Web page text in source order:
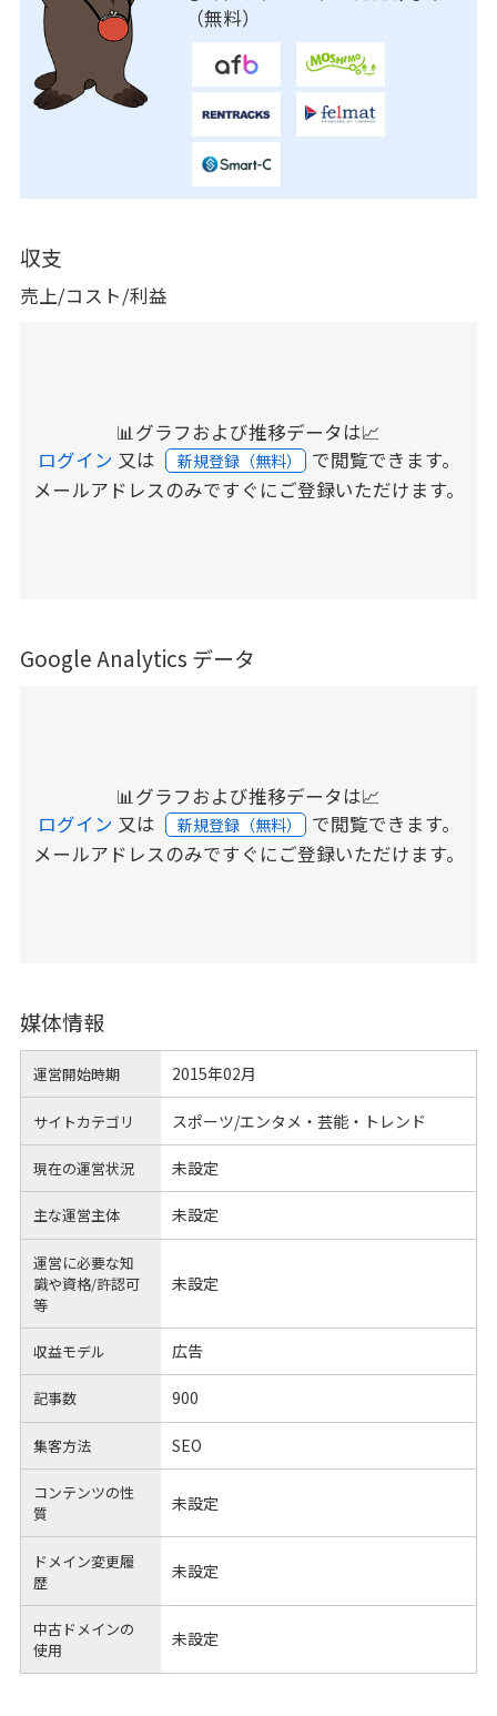
（無料）
収支
売上/コスト/利益
📊グラフおよび推移データは📈
ログイン 又は 新規登録（無料） で閲覧できます。
メールアドレスのみですぐにご登録いただけます。
Google Analytics データ
📊グラフおよび推移データは📈
ログイン 又は 新規登録（無料） で閲覧できます。
メールアドレスのみですぐにご登録いただけます。
媒体情報
運営開始時期 2015年02月
サイトカテゴリ スポーツ/エンタメ・芸能・トレンド
現在の運営状況 未設定
主な運営主体 未設定
運営に必要な知
識や資格/許認可
等
未設定
収益モデル 広告
記事数 900
集客方法 SEO
コンテンツの性
質
未設定
ドメイン変更履
歴
未設定
中古ドメインの
使用
未設定